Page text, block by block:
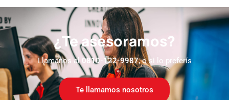
¿Te asesoramos?
Llamanos al 0810-122-9987, o si lo preferís
Te llamamos nosotros